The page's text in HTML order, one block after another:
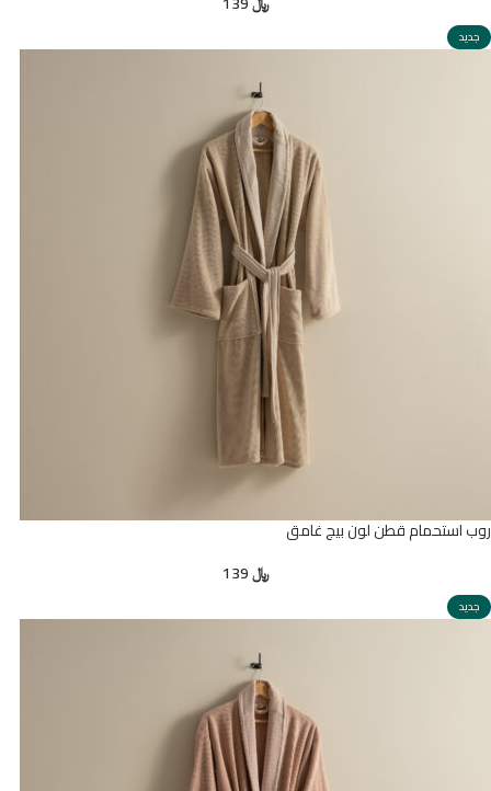
جديد
روب استحمام قطن لون بيج غامق
﷼
جديد